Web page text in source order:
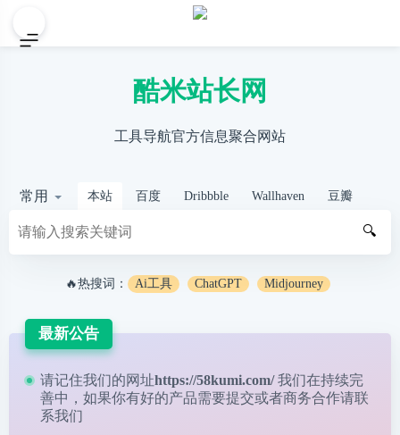
酷米站长网
工具导航官方信息聚合网站
常用 本站 百度 Dribbble Wallhaven 豆瓣
🔍
🔥热搜词： Ai工具 ChatGPT Midjourney
最新公告
请记住我们的网址https://58kumi.com/ 我们在持续完
善中，如果你有好的产品需要提交或者商务合作请联
系我们